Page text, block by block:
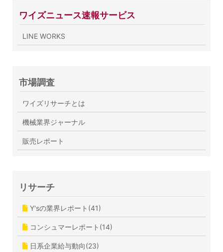
ワイズニュース速報サービス
LINE WORKS
市場調査
ワイズリサーチとは
機械業界ジャーナル
販売レポート
リサーチ
Y'sの業界レポート(41)
コンシュマーレポート(14)
日系企業給与動向(23)